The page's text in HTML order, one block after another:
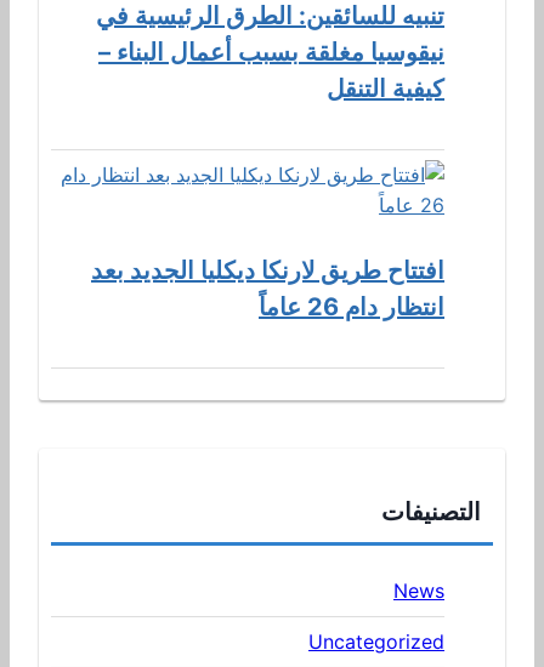
تنبيه للسائقين: الطرق الرئيسية في
نيقوسيا مغلقة بسبب أعمال البناء –
كيفية التنقل
افتتاح طريق لارنكا ديكليا الجديد بعد
انتظار دام 26 عاماً
التصنيفات
News
Uncategorized